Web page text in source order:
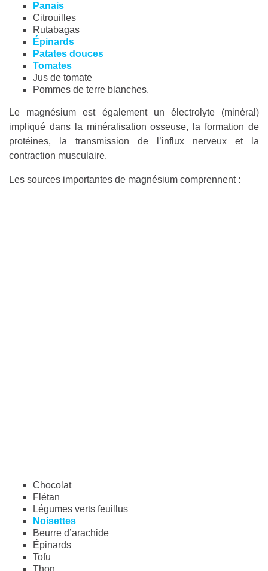
Panais
Citrouilles
Rutabagas
Épinards
Patates douces
Tomates
Jus de tomate
Pommes de terre blanches.
Le magnésium est également un électrolyte (minéral)
impliqué dans la minéralisation osseuse, la formation de
protéines, la transmission de l’influx nerveux et la
contraction musculaire.
Les sources importantes de magnésium comprennent :
Chocolat
Flétan
Légumes verts feuillus
Noisettes
Beurre d’arachide
Épinards
Tofu